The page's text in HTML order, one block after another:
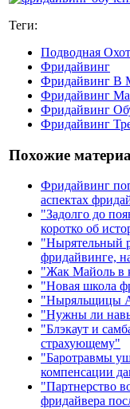
Теги:
Подводная
Фридайвинг
Фридайвинг В
Фридайвинг
Фридайвинг
Фридайвинг
Похожие
Фридайвинг
аспектах
"Задолго до
коротко об
"Нырятельный
фридайвинге,
"Жак Майоль в
"Новая школа
"Ныряльщицы
"Нужны ли
"Блэкаут и
страхующему"
"Баротравмы
компенсации
"Партнерство
фридайвера